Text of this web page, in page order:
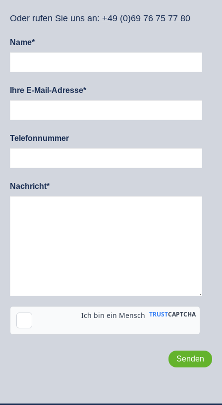
Oder rufen Sie uns an: +49 (0)69 76 75 77 80
Name*
Ihre E-Mail-Adresse*
Telefonnummer
Nachricht*
Kopie an meine E-Mail-Adresse senden